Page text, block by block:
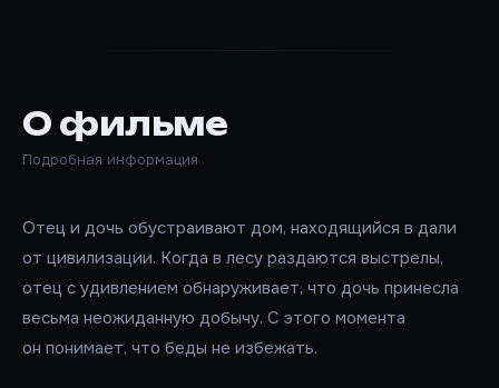
О фильме
Подробная информация
Отец и дочь обустраивают дом, находящийся в дали
от цивилизации. Когда в лесу раздаются выстрелы,
отец с удивлением обнаруживает, что дочь принесла
весьма неожиданную добычу. С этого момента
он понимает, что беды не избежать.